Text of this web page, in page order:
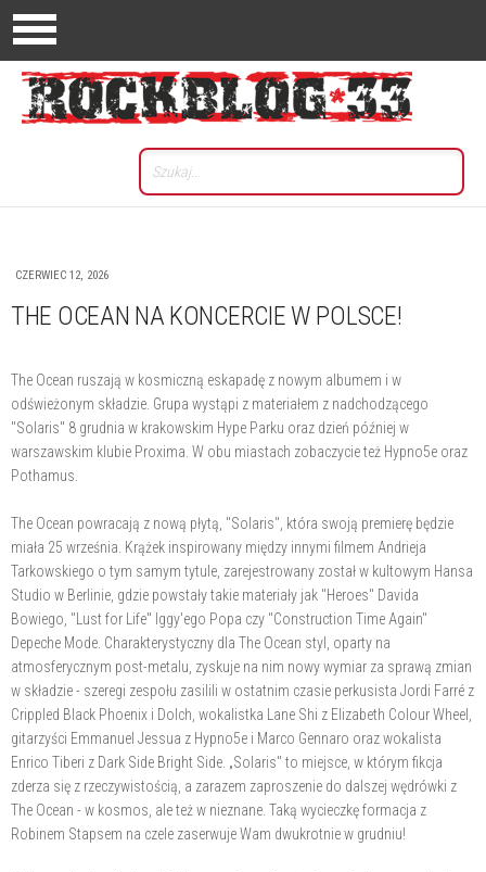
CZERWIEC 12, 2026
THE OCEAN NA KONCERCIE W POLSCE!
The Ocean ruszają w kosmiczną eskapadę z nowym albumem i w
odświeżonym składzie. Grupa wystąpi z materiałem z nadchodzącego
"Solaris" 8 grudnia w krakowskim Hype Parku oraz dzień później w
warszawskim klubie Proxima. W obu miastach zobaczycie też Hypno5e oraz
Pothamus.
The Ocean powracają z nową płytą, "Solaris", która swoją premierę będzie
miała 25 września. Krążek inspirowany między innymi filmem Andrieja
Tarkowskiego o tym samym tytule, zarejestrowany został w kultowym Hansa
Studio w Berlinie, gdzie powstały takie materiały jak "Heroes" Davida
Bowiego, "Lust for Life" Iggy'ego Popa czy "Construction Time Again"
Depeche Mode. Charakterystyczny dla The Ocean styl, oparty na
atmosferycznym post-metalu, zyskuje na nim nowy wymiar za sprawą zmian
w składzie - szeregi zespołu zasilili w ostatnim czasie perkusista Jordi Farré z
Crippled Black Phoenix i Dolch, wokalistka Lane Shi z Elizabeth Colour Wheel,
gitarzyści Emmanuel Jessua z Hypno5e i Marco Gennaro oraz wokalista
Enrico Tiberi z Dark Side Bright Side. „Solaris" to miejsce, w którym fikcja
zderza się z rzeczywistością, a zarazem zaproszenie do dalszej wędrówki z
The Ocean - w kosmos, ale też w nieznane. Taką wycieczkę formacja z
Robinem Stapsem na czele zaserwuje Wam dwukrotnie w grudniu!